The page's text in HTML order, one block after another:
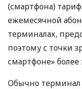
(смартфона)
ежемесячной
терминалах,
поэтому с точки
смартфоне»
Обычно терминал